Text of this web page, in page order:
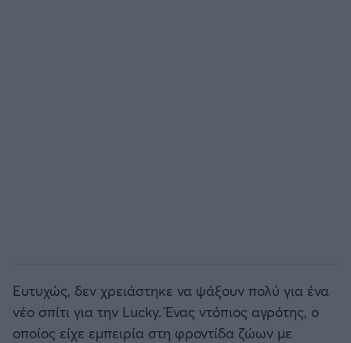
Ευτυχώς, δεν χρειάστηκε να ψάξουν πολύ για ένα
νέο σπίτι για την Lucky. Ένας ντόπιος αγρότης, ο
οποίος είχε εμπειρία στη φροντίδα ζώων με